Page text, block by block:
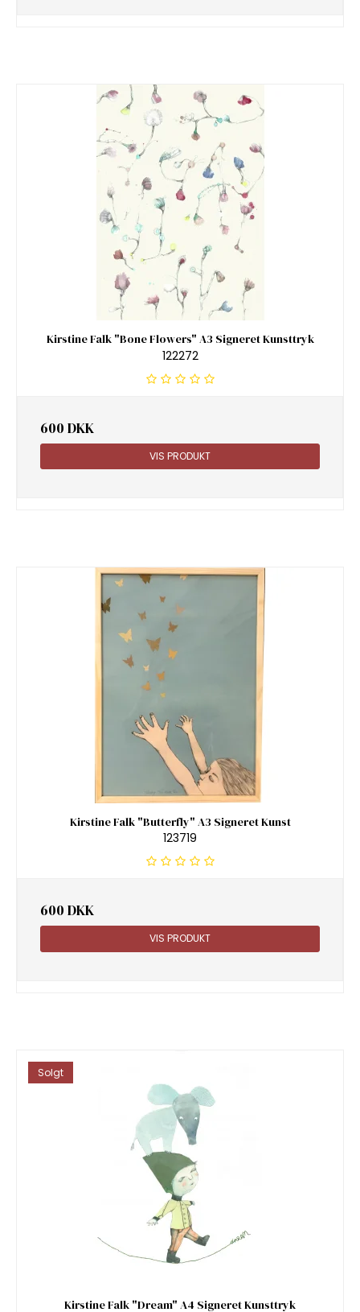
Kirstine Falk "Bone Flowers" A3 Signeret Kunsttryk
122272
600 DKK
VIS PRODUKT
Kirstine Falk "Butterfly" A3 Signeret Kunst
123719
600 DKK
VIS PRODUKT
Solgt
Kirstine Falk "Dream" A4 Signeret Kunsttryk